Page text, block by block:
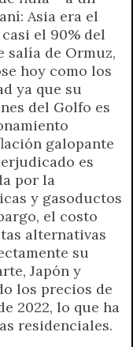
Asia era el
el 90% del
salía de Ormuz,
hoy como los
ya que su
del Golfo es
galopante
es
por la
y gasoductos
el costo
alternativas
su
Japón y
los precios de
2022, lo que ha
residenciales.